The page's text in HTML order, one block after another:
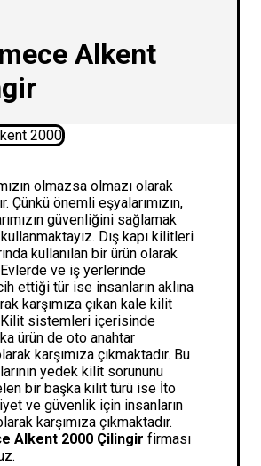
Alkent
olmazsa olmazı olarak
Çünkü önemli eşyalarımızın,
güvenliğini sağlamak
Dış kapı kilitleri
kullanılan bir ürün olarak
ve iş yerlerinde
ettiği tür ise insanların aklına
karşımıza çıkan kale kilit
sistemleri içerisinde
ürün de oto anahtar
karşımıza çıkmaktadır. Bu
yedek kilit sorununu
bir başka kilit türü ise İto
ve güvenlik için insanların
karşımıza çıkmaktadır.
Alkent 2000 Çilingir firması